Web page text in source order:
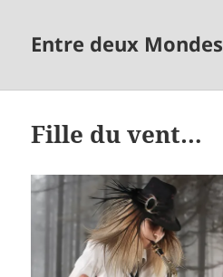
Entre deux Mondes
Fille du vent…